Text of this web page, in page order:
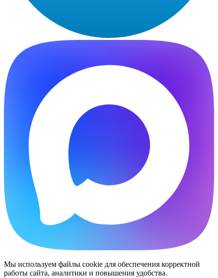
Мы используем файлы cookie для обеспечения корректной
работы сайта, аналитики и повышения удобства.